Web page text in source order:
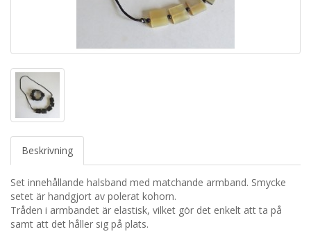
Beskrivning
Set innehållande halsband med matchande armband. Smycke
setet är handgjort av polerat kohorn.
Tråden i armbandet är elastisk, vilket gör det enkelt att ta på
samt att det håller sig på plats.